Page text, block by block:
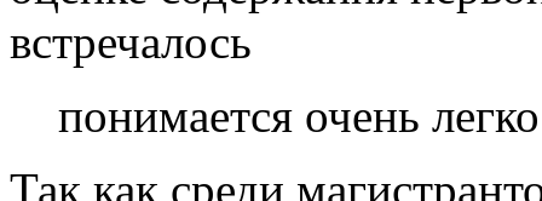
встречалось
понимается очень легко
Так как среди